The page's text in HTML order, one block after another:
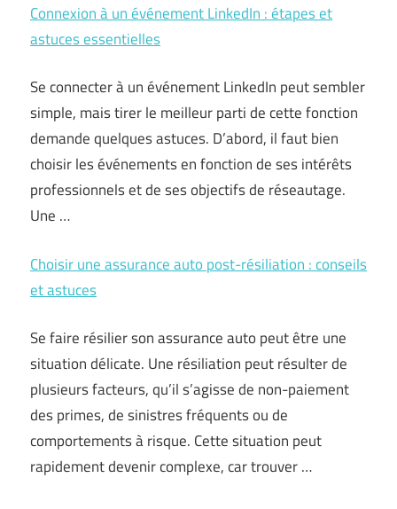
Connexion à un événement LinkedIn : étapes et
astuces essentielles
Se connecter à un événement LinkedIn peut sembler
simple, mais tirer le meilleur parti de cette fonction
demande quelques astuces. D’abord, il faut bien
choisir les événements en fonction de ses intérêts
professionnels et de ses objectifs de réseautage.
Une …
Choisir une assurance auto post-résiliation : conseils
et astuces
Se faire résilier son assurance auto peut être une
situation délicate. Une résiliation peut résulter de
plusieurs facteurs, qu’il s’agisse de non-paiement
des primes, de sinistres fréquents ou de
comportements à risque. Cette situation peut
rapidement devenir complexe, car trouver …